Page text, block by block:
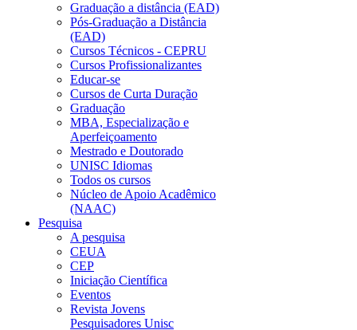
Graduação a distância (EAD)
Pós-Graduação a Distância
(EAD)
Cursos Técnicos - CEPRU
Cursos Profissionalizantes
Educar-se
Cursos de Curta Duração
Graduação
MBA, Especialização e
Aperfeiçoamento
Mestrado e Doutorado
UNISC Idiomas
Todos os cursos
Núcleo de Apoio Acadêmico
(NAAC)
Pesquisa
A pesquisa
CEUA
CEP
Iniciação Científica
Eventos
Revista Jovens
Pesquisadores Unisc